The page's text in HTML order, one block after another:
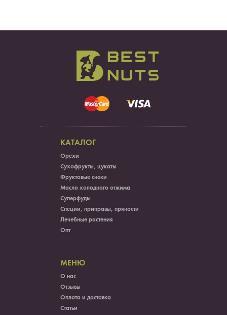
КАТАЛОГ
Орехи
Сухофрукты, цукаты
Фруктовые снеки
Масло холодного отжима
Суперфуды
Специи, приправы, пряности
Лечебные растения
Опт
МЕНЮ
О нас
Отзывы
Оплата и доставка
Статьи